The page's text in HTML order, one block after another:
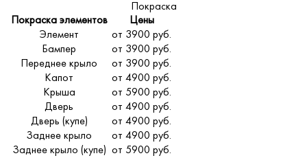
Покраска
Покраска элементов
Цены
Элемент
от 3900 руб.
Бампер
от 3900 руб.
Переднее крыло
от 3900 руб.
Капот
от 4900 руб.
Крыша
от 5900 руб.
Дверь
от 4900 руб.
Дверь (купе)
от 4900 руб.
Заднее крыло
от 4900 руб.
Заднее крыло (купе) от 5900 руб.